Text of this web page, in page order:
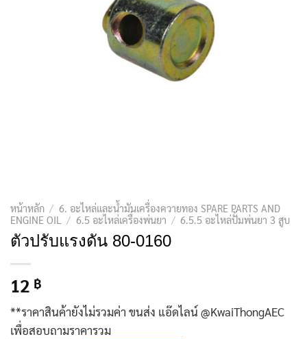
หน้าหลัก / 6. อะไหล่และน้ำมันเครื่องควายทอง SPARE PARTS AND
ENGINE OIL
/ 6.5 อะไหล่เครื่องพ่นยา / 6.5.5 อะไหล่ปั้มพ่นยา 3 สูบ
ตัวปรับแรงดัน 80-0160
12 ฿
**ราคาสินค้ายังไม่รวมค่า ขนส่ง แอ๊ดไลน์ @KwaiThongAEC
เพื่อสอบถามราคารวม